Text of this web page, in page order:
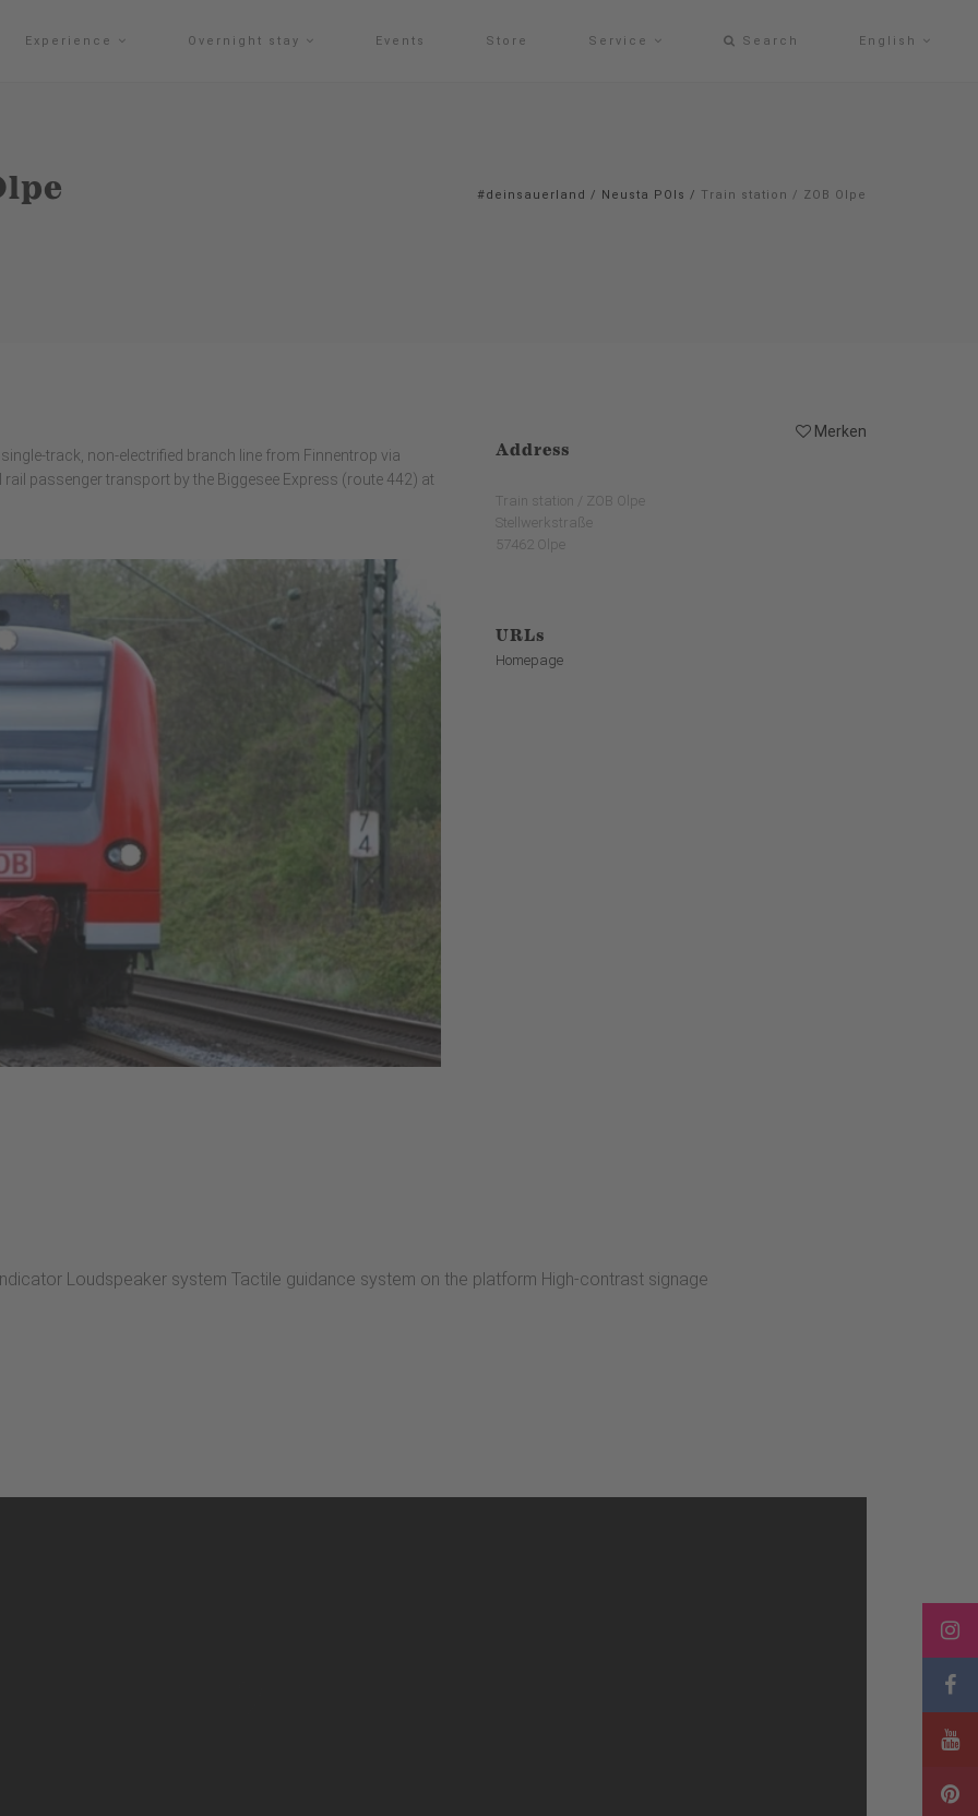
Experience Overnight stay Events Store Service Search English
#deinsauerland / Neusta POIs / Train station / ZOB Olpe
Merken
track, non-electrified branch line from Finnentrop via
passenger transport by the Biggesee Express (route 442) at
Address
Train station / ZOB Olpe
Stellwerkstraße
57462 Olpe
URLs
Homepage
Loudspeaker system Tactile guidance system on the platform High-contrast signage